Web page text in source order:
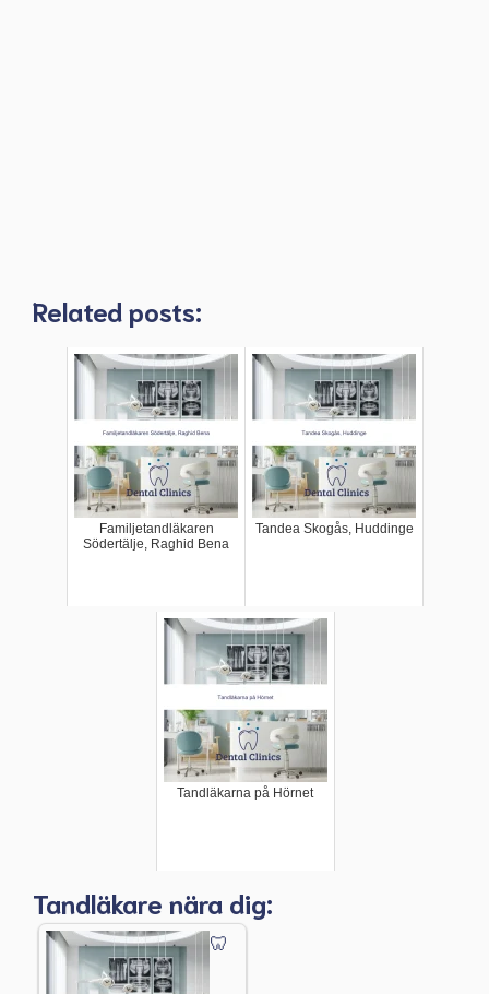
Related posts:
Familjetandläkaren
Södertälje, Raghid Bena
Tandea Skogås, Huddinge
Tandläkarna på Hörnet
Tandläkare nära dig: